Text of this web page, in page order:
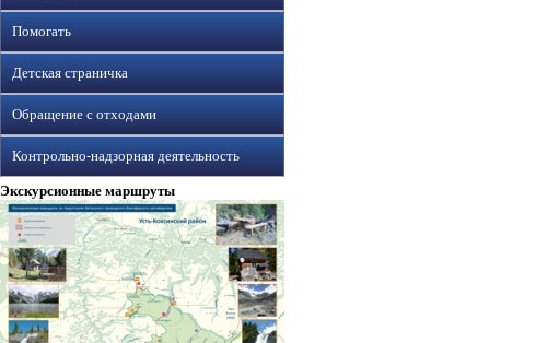
Помогать
Детская страничка
Обращение с отходами
Контрольно-надзорная деятельность
Экскурсионные маршруты